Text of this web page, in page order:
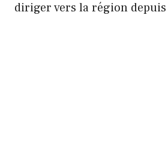
diriger vers la région depuis